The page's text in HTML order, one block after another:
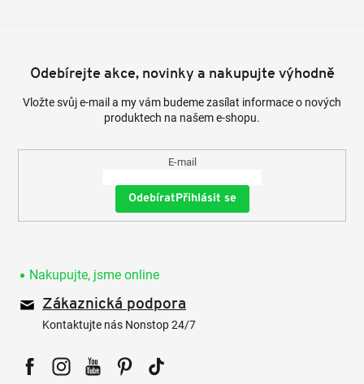
Odebírejte akce, novinky a nakupujte výhodně
Vložte svůj e-mail a my vám budeme zasílat informace o nových
produktech na našem e-shopu.
E-mail
Přihlásit se
Nakupujte, jsme online
Zákaznická podpora
Kontaktujte nás Nonstop 24/7